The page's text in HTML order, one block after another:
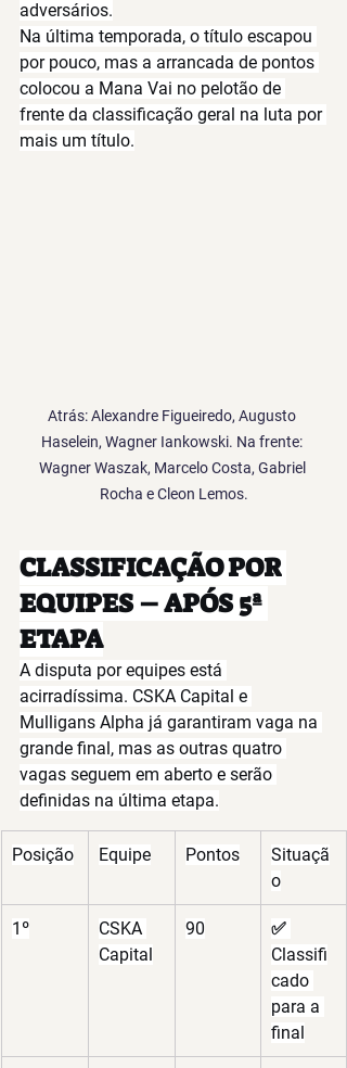
adversários.
Na última temporada, o título escapou
por pouco, mas a arrancada de pontos
colocou a Mana Vai no pelotão de
frente da classificação geral na luta por
mais um título.
Atrás: Alexandre Figueiredo, Augusto
Haselein, Wagner Iankowski. Na frente:
Wagner Waszak, Marcelo Costa, Gabriel
Rocha e Cleon Lemos.
CLASSIFICAÇÃO POR
EQUIPES – APÓS 5ª
ETAPA
A disputa por equipes está
acirradíssima. CSKA Capital e
Mulligans Alpha já garantiram vaga na
grande final, mas as outras quatro
vagas seguem em aberto e serão
definidas na última etapa.
Posição Equipe Pontos
Situaçã
o
1º
CSKA
Capital
90
✅
Classifi
cado
para a
final